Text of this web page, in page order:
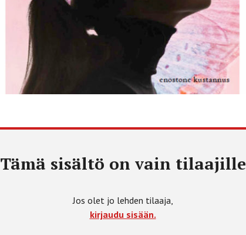
Tämä sisältö on vain tilaajille
Jos olet jo lehden tilaaja,
kirjaudu sisään.